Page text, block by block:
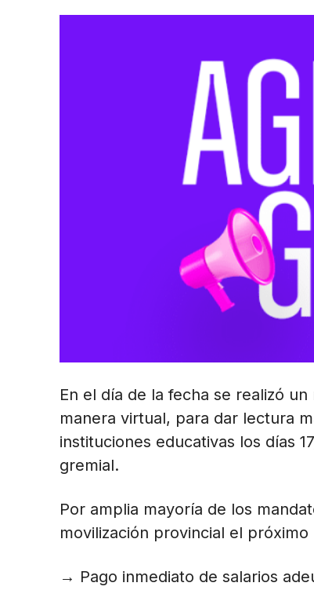
En el día de la fecha se realizó
manera virtual, para dar lectura
instituciones educativas los días
gremial.
Por amplia mayoría de los
movilización provincial el
→ Pago inmediato de salarios